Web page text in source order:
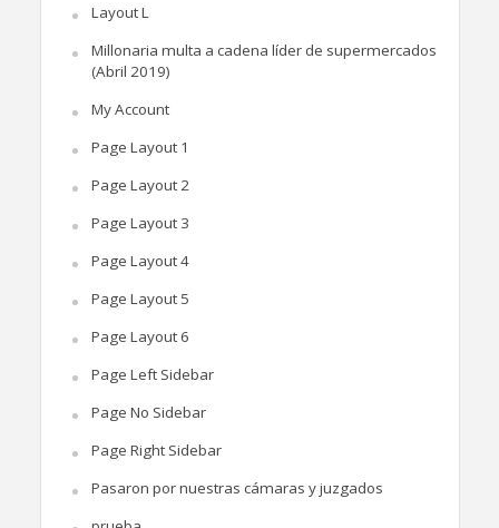
Layout L
Millonaria multa a cadena líder de supermercados
(Abril 2019)
My Account
Page Layout 1
Page Layout 2
Page Layout 3
Page Layout 4
Page Layout 5
Page Layout 6
Page Left Sidebar
Page No Sidebar
Page Right Sidebar
Pasaron por nuestras cámaras y juzgados